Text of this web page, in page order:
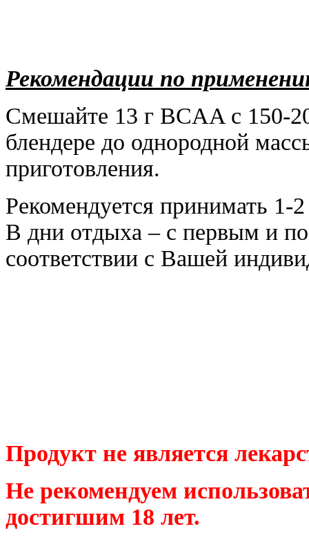
Рекомендации по
Смешайте 13 г BCAA с 150-
блендере до однородной
приготовления.
Рекомендуется принимать 1-
В дни отдыха – с первым и
соответствии с Вашей
Продукт не является
Не рекомендуем
достигшим 18 лет.